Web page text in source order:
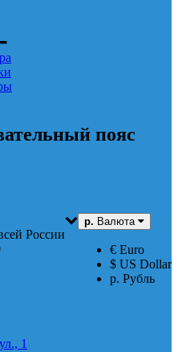
пояс
р. Валюта
€ Euro
$ US Dollar
р. Рубль
России
1